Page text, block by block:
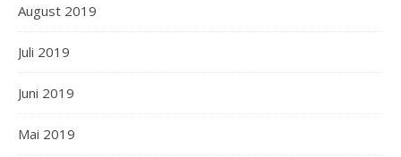
August 2019
Juli 2019
Juni 2019
Mai 2019